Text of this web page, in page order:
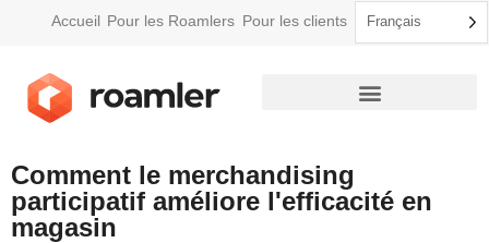
Accueil Pour les Roamlers Pour les clients Français
Comment le merchandising
participatif améliore l'efficacité en
magasin